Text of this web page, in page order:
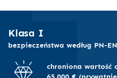
Klasa I
bezpieczeństwa według PN-
chroniona wartość
65.000 €